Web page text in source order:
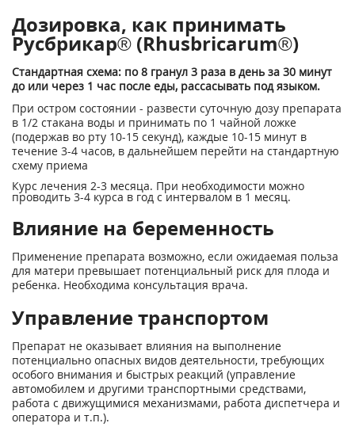
Дозировка, как принимать
Русбрикар® (Rhusbricarum®)
Стандартная схема: по 8 гранул 3 раза в день за 30 минут
до или через 1 час после еды, рассасывать под языком.
При остром состоянии - развести суточную дозу препарата
в 1/2 стакана воды и принимать по 1 чайной ложке
(подержав во рту 10-15 секунд), каждые 10-15 минут в
течение 3-4 часов, в дальнейшем перейти на стандартную
схему приема
Курс лечения 2-3 месяца. При необходимости можно
проводить 3-4 курса в год с интервалом в 1 месяц.
Влияние на беременность
Применение препарата возможно, если ожидаемая польза
для матери превышает потенциальный риск для плода и
ребенка. Необходима консультация врача.
Управление транспортом
Препарат не оказывает влияния на выполнение
потенциально опасных видов деятельности, требующих
особого внимания и быстрых реакций (управление
автомобилем и другими транспортными средствами,
работа с движущимися механизмами, работа диспетчера и
оператора и т.п.).